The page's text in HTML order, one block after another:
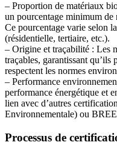
– Proportion de matériaux
un pourcentage minimum de
Ce pourcentage varie selon
(résidentielle, tertiaire, etc.).
– Origine et traçabilité : Les
traçables, garantissant qu’ils
respectent les normes
– Performance
performance énergétique et
lien avec d’autres
Environnementale) ou
Processus de